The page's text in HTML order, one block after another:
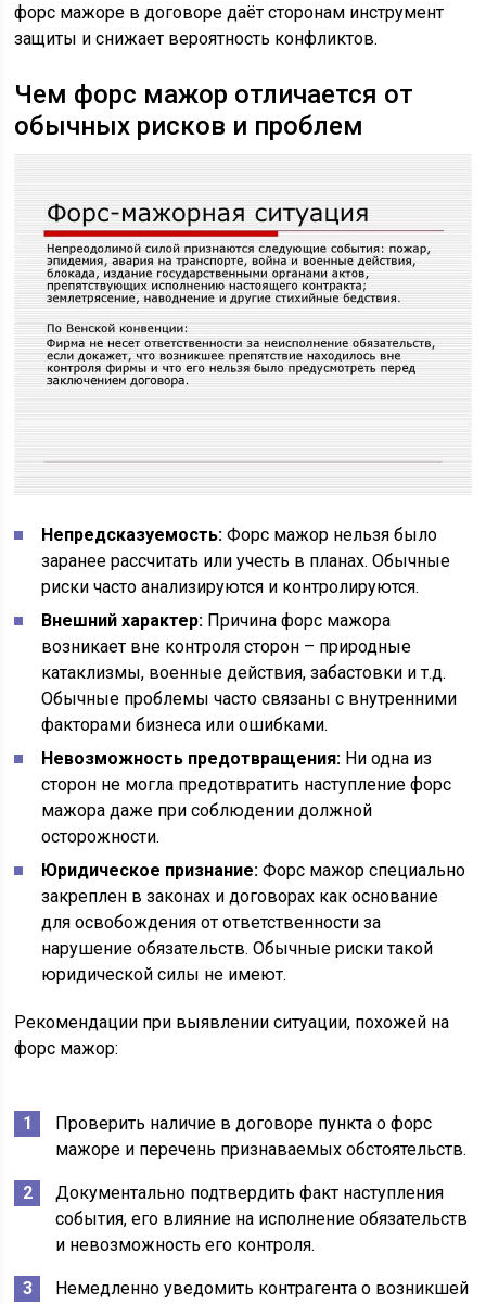
форс мажоре в договоре даёт сторонам инструмент
защиты и снижает вероятность конфликтов.
Чем форс мажор отличается от
обычных рисков и проблем
Непредсказуемость: Форс мажор нельзя было
заранее рассчитать или учесть в планах. Обычные
риски часто анализируются и контролируются.
Внешний характер: Причина форс мажора
возникает вне контроля сторон – природные
катаклизмы, военные действия, забастовки и т.д.
Обычные проблемы часто связаны с внутренними
факторами бизнеса или ошибками.
Невозможность предотвращения: Ни одна из
сторон не могла предотвратить наступление форс
мажора даже при соблюдении должной
осторожности.
Юридическое признание: Форс мажор специально
закреплен в законах и договорах как основание
для освобождения от ответственности за
нарушение обязательств. Обычные риски такой
юридической силы не имеют.
Рекомендации при выявлении ситуации, похожей на
форс мажор:
Проверить наличие в договоре пункта о форс
мажоре и перечень признаваемых обстоятельств.
Документально подтвердить факт наступления
события, его влияние на исполнение обязательств
и невозможность его контроля.
Немедленно уведомить контрагента о возникшей